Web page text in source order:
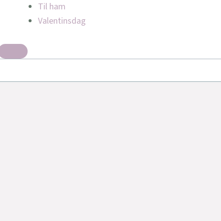
Til ham
Valentinsdag